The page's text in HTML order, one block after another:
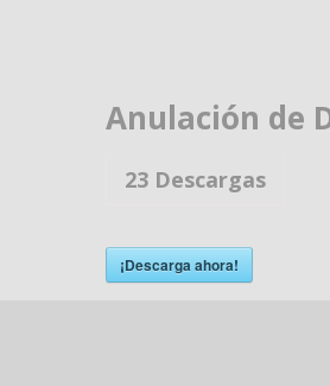
Anulación de
23Descargas
¡Descarga ahora!